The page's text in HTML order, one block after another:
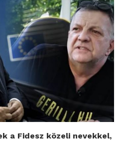
a Fidesz közeli nevekkel,